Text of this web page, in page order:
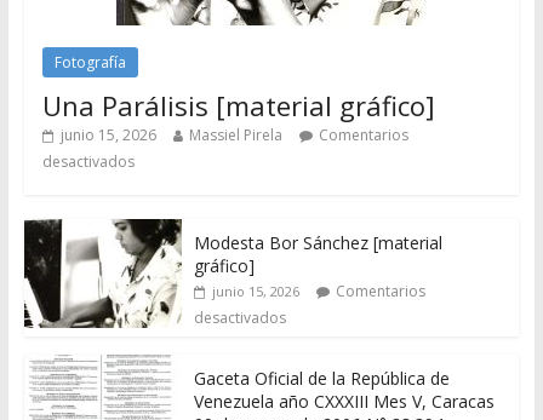
Fotografía
Una Parálisis [material gráfico]
junio 15, 2026 Massiel Pirela
Comentarios
desactivados
Modesta Bor Sánchez [material
gráfico]
junio 15, 2026
Comentarios
desactivados
Gaceta Oficial de la República de
Venezuela año CXXXIII Mes V, Caracas